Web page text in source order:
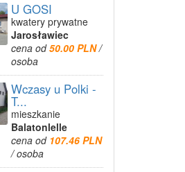
U GOSI
kwatery prywatne
Jarosławiec
cena od50.00 PLN/
osoba
Wczasy u Polki -
T...
mieszkanie
Balatonlelle
cena od 107.46 PLN
/ osoba